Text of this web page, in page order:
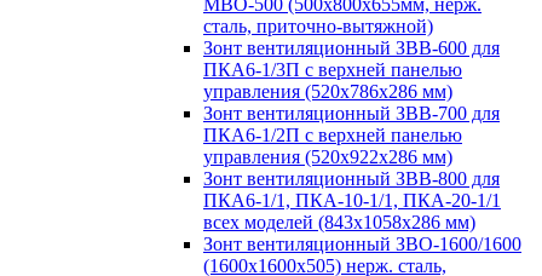
МВО-500 (500х800х655мм, нерж.
сталь, приточно-вытяжной)
Зонт вентиляционный ЗВВ-600 для
ПКА6-1/3П с верхней панелью
управления (520х786х286 мм)
Зонт вентиляционный ЗВВ-700 для
ПКА6-1/2П с верхней панелью
управления (520х922х286 мм)
Зонт вентиляционный ЗВВ-800 для
ПКА6-1/1, ПКА-10-1/1, ПКА-20-1/1
всех моделей (843х1058х286 мм)
Зонт вентиляционный ЗВО-1600/1600
(1600х1600х505) нерж. сталь,